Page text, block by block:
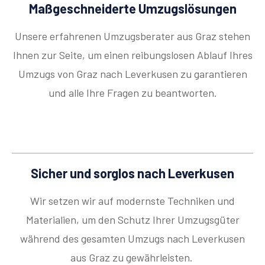
Maßgeschneiderte Umzugslösungen
Unsere erfahrenen Umzugsberater aus Graz stehen
Ihnen zur Seite, um einen reibungslosen Ablauf Ihres
Umzugs von Graz nach Leverkusen zu garantieren
und alle Ihre Fragen zu beantworten.
Sicher und sorglos nach Leverkusen
Wir setzen wir auf modernste Techniken und
Materialien, um den Schutz Ihrer Umzugsgüter
während des gesamten Umzugs nach Leverkusen
aus Graz zu gewährleisten.